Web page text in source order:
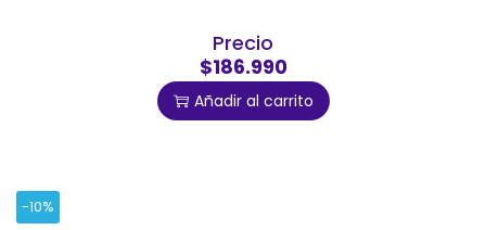
Precio
$186.990
Añadir al carrito
-10%